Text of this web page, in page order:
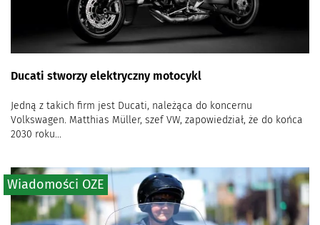
Ducati stworzy elektryczny motocykl
Jedną z takich firm jest Ducati, należąca do koncernu
Volkswagen. Matthias Müller, szef VW, zapowiedział, że do końca
2030 roku...
Wiadomości OZE